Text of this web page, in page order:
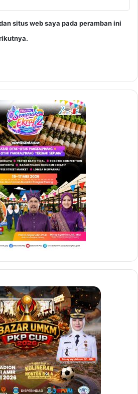
situs web saya pada peramban ini